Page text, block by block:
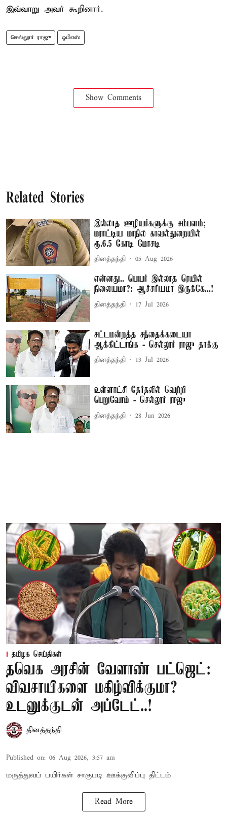
இவ்வாறு அவர் கூறினார்.
செல்லூர் ராஜு ஓபிஎஸ்
Show Comments
Related Stories
இல்லாத ஊழியர்களுக்கு சம்பளம்;
மராட்டிய மாநில காவல்துறையில்
ரூ.6.5 கோடி மோசடி
தினத்தந்தி 05 Aug 2026
என்னது.. பெயர் இல்லாத ரெயில்
நிலையமா?: ஆச்சரியமா இருக்கே...!
தினத்தந்தி 17 Jul 2026
சட்டமன்றத்த சந்தைக்கடையா
ஆக்கிட்டாங்க - செல்லூர் ராஜு தாக்கு
தினத்தந்தி 13 Jul 2026
உள்ளாட்சி தேர்தலில் வெற்றி
பெறுவோம் - செல்லூர் ராஜு
தினத்தந்தி 28 Jun 2026
தமிழக செய்திகள்
தவெக அரசின் வேளாண் பட்ஜெட்:
விவசாயிகளை மகிழ்விக்குமா?
உடனுக்குடன் அப்டேட்..!
தினத்தந்தி
Published on: 06 Aug 2026, 3:57 am
மருத்துவப் பயிர்கள் சாகுபடி ஊக்குவிப்பு திட்டம்
Read More